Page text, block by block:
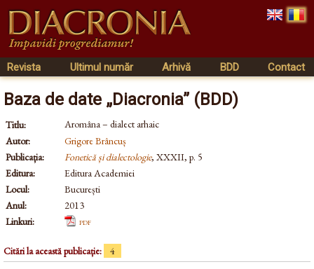
Revista Ultimul număr Arhivă BDD Contact
Baza de date „Diacronia” (BDD)
Titlu:
Aromâna – dialect arhaic
Autor:
Grigore Brâncuș
Publicația:
Fonetică și dialectologie, XXXII, p. 5
Editura:
Editura Academiei
Locul:
București
Anul:
2013
Linkuri:
pdf
Citări la această publicație: 4